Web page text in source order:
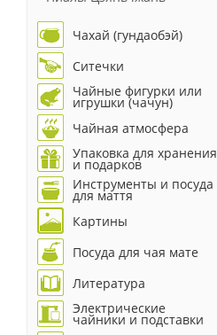
Чахай (гундаобэй)
Ситечки
Чайные фигурки или
игрушки (чачун)
Чайная атмосфера
Упаковка для хранения
и подарков
Инструменты и посуда
для маття
Картины
Посуда для чая мате
Литература
Электрические
чайники и подставки